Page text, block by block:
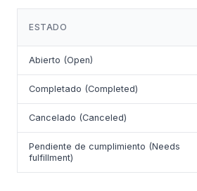
ESTADO
Abierto (Open)
Completado (Completed)
Cancelado (Canceled)
Pendiente de cumplimiento (Needs
fulfillment)